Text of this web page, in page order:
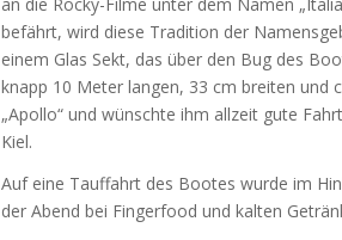
an die Rocky-Filme unter dem Namen
befährt, wird diese Tradition der
einem Glas Sekt, das über den Bug des
knapp 10 Meter langen, 33 cm breiten und
„Apollo“ und wünschte ihm allzeit gute
Kiel.
Auf eine Tauffahrt des Bootes wurde im
der Abend bei Fingerfood und kalten